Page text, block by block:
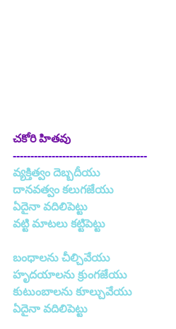
చకోరి హితవు
--------------------------------------
వ్యక్తిత్వం దెబ్బదీయు
దానవత్వం కలుగజేయు
ఏదైనా వదిలిపెట్టు
వట్టి మాటలు కట్టిపెట్టు
బంధాలను చీల్చివేయు
హృదయాలను క్రుంగజేయు
కుటుంబాలను కూల్చువేయు
ఏదైనా వదిలిపెట్టు